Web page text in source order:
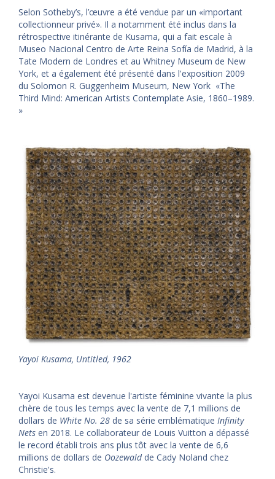
Selon Sotheby’s, l’œuvre a été vendue par un «important
collectionneur privé». Il a notamment été inclus dans la
rétrospective itinérante de Kusama, qui a fait escale à
Museo Nacional Centro de Arte Reina Sofía de Madrid, à la
Tate Modern de Londres et au Whitney Museum de New
York, et a également été présenté dans l'exposition 2009
du Solomon R. Guggenheim Museum, New York «The
Third Mind: American Artists Contemplate Asie, 1860–1989.
»
Yayoi Kusama, Untitled, 1962
Yayoi Kusama est devenue l'artiste féminine vivante la plus
chère de tous les temps avec la vente de 7,1 millions de
dollars de White No. 28 de sa série emblématique Infinity
Nets en 2018. Le collaborateur de Louis Vuitton a dépassé
le record établi trois ans plus tôt avec la vente de 6,6
millions de dollars de Oozewaldde Cady Noland chez
Christie's.